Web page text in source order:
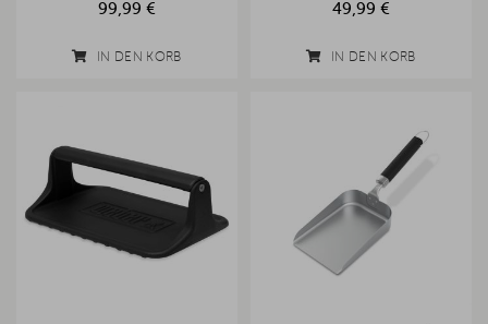
99,99 €
IN DEN KORB
49,99 €
IN DEN KORB